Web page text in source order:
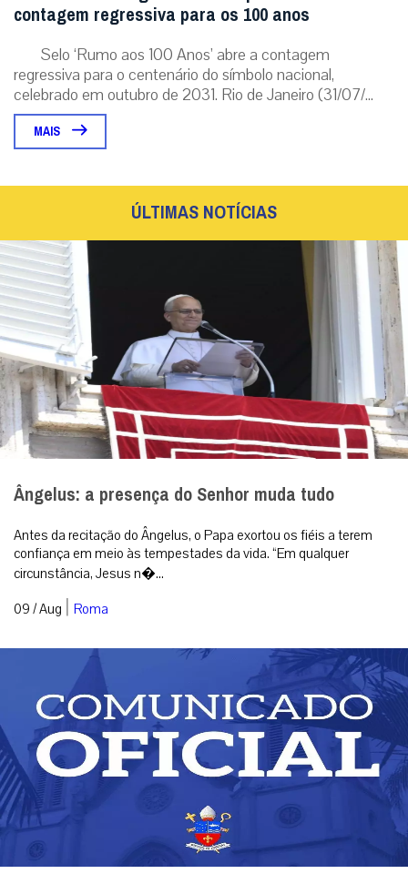
contagem regressiva para os 100 anos
Selo ‘Rumo aos 100 Anos’ abre a contagem
regressiva para o centenário do símbolo nacional,
celebrado em outubro de 2031. Rio de Janeiro (31/07/...
MAIS
ÚLTIMAS NOTÍCIAS
Ângelus: a presença do Senhor muda tudo
Antes da recitação do Ângelus, o Papa exortou os fiéis a terem
confiança em meio às tempestades da vida. “Em qualquer
circunstância, Jesus n�...
09 / Aug | Roma